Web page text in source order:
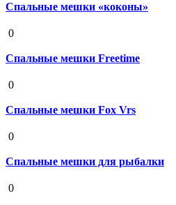
Спальные мешки «коконы»
0
Спальные мешки Freetime
0
Спальные мешки Fox Vrs
0
Спальные мешки для рыбалки
0